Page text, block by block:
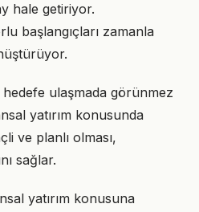
hale getiriyor.
başlangıçları zamanla
ulaşmada görünmez
yatırım konusunda
ve planlı olması,
sağlar.
yatırım konusuna